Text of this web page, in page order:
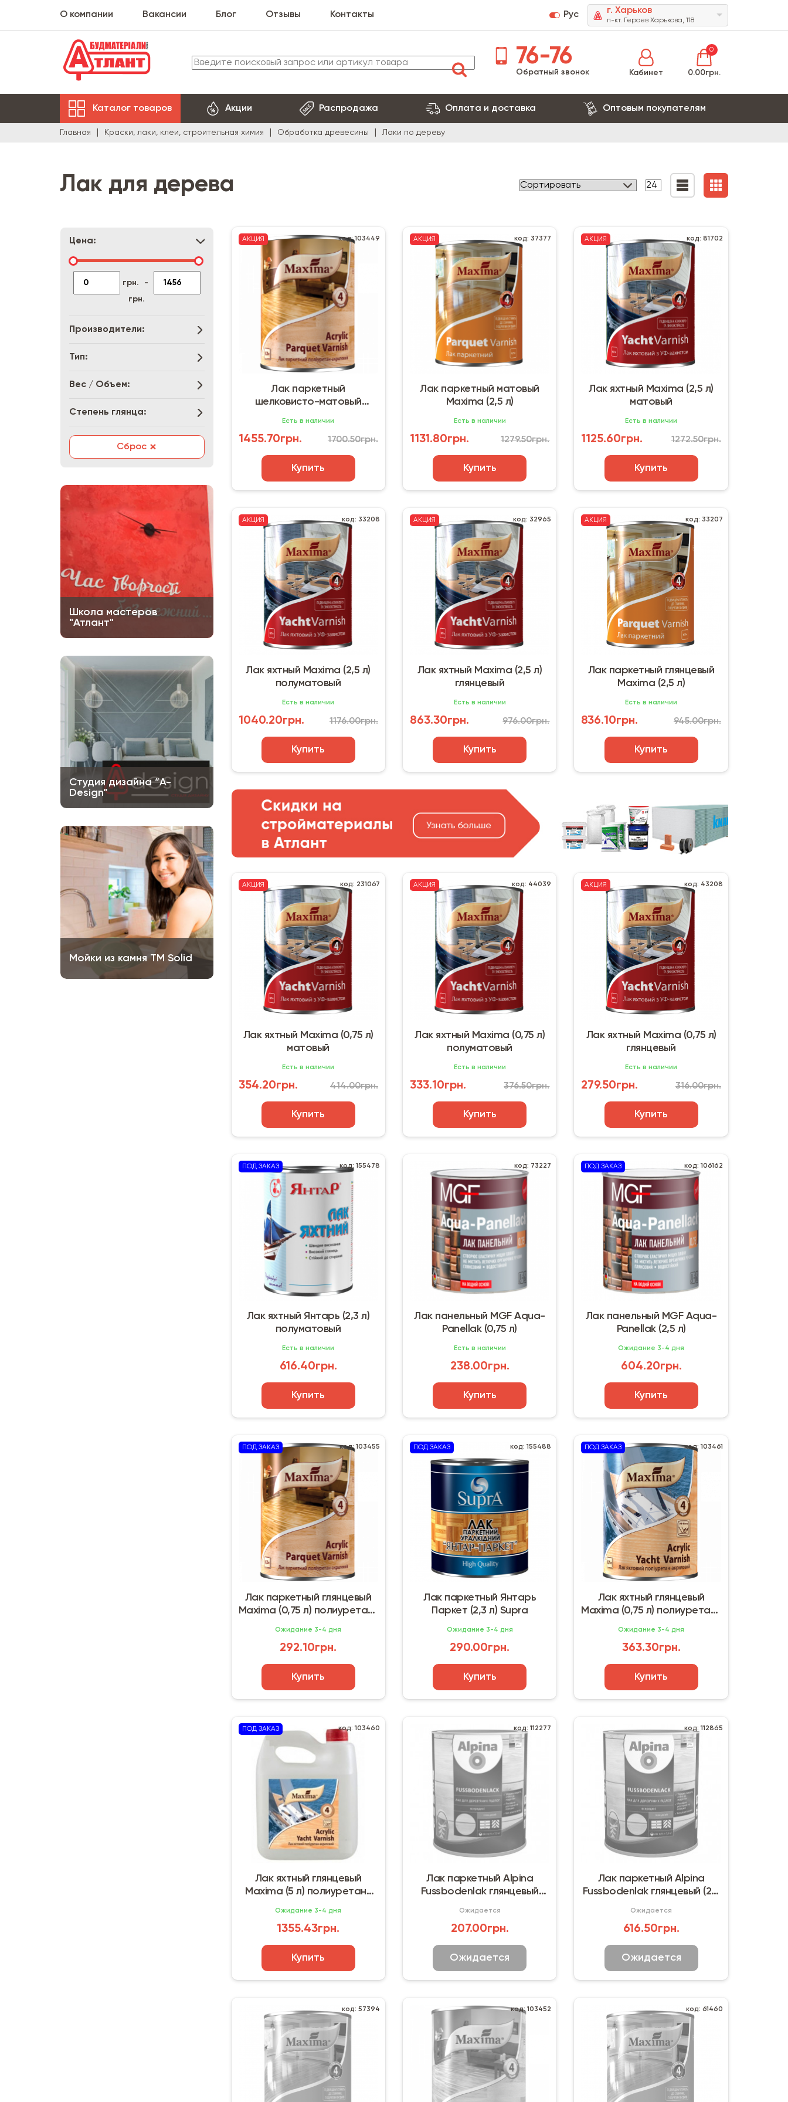
О компании Вакансии Блог Отзывы Контакты Рус г. Харьков
п-кт. Героев Харькова, 118
76-76
Обратный звонок Кабинет
0
0.00грн.
Каталог товаров Акции Распродажа Оплата и доставка Оптовым покупателям
Главная Краски, лаки, клеи, строительная химия Обработка древесины Лаки по дереву
Лак для дерева
Цена:
грн. -
грн.
Производители:
Тип:
Вес / Объем:
Степень глянца:
Сброс ×
Школа мастеров
"Атлант"
Студия дизайна “A-
Design”
Мойки из камня ТМ Solid
АКЦИЯ код: 103449
Лак паркетный
шелковисто-матовый
Есть в наличии
1455.70грн. 1700.50грн.
Купить
АКЦИЯ код: 37377
Лак паркетный матовый
Maxima (2,5 л)
Есть в наличии
1131.80грн. 1279.50грн.
Купить
АКЦИЯ код: 81702
Лак яхтный Maxima (2,5 л)
матовый
Есть в наличии
1125.60грн. 1272.50грн.
Купить
АКЦИЯ код: 33208
Лак яхтный Maxima (2,5 л)
полуматовый
Есть в наличии
1040.20грн. 1176.00грн.
Купить
АКЦИЯ код: 32965
Лак яхтный Maxima (2,5 л)
глянцевый
Есть в наличии
863.30грн. 976.00грн.
Купить
АКЦИЯ код: 33207
Лак паркетный глянцевый
Maxima (2,5 л)
Есть в наличии
836.10грн. 945.00грн.
Купить
АКЦИЯ код: 231067
Лак яхтный Maxima (0,75 л)
матовый
Есть в наличии
354.20грн. 414.00грн.
Купить
АКЦИЯ код: 44039
Лак яхтный Maxima (0,75 л)
полуматовый
Есть в наличии
333.10грн. 376.50грн.
Купить
АКЦИЯ код: 43208
Лак яхтный Maxima (0,75 л)
глянцевый
Есть в наличии
279.50грн. 316.00грн.
Купить
ПОД ЗАКАЗ код: 155478
Лак яхтный Янтарь (2,3 л)
полуматовый
Есть в наличии
616.40грн.
Купить
код: 73227
Лак панельный MGF Aqua-
Panellak (0,75 л)
Есть в наличии
238.00грн.
Купить
ПОД ЗАКАЗ код: 106162
Лак панельный MGF Aqua-
Panellak (2,5 л)
Ожидание 3-4 дня
604.20грн.
Купить
ПОД ЗАКАЗ код: 103455
Лак паркетный глянцевый
Maxima (0,75 л) полиуретан-
Ожидание 3-4 дня
292.10грн.
Купить
ПОД ЗАКАЗ код: 155488
Лак паркетный Янтарь
Паркет (2,3 л) Supra
Ожидание 3-4 дня
290.00грн.
Купить
ПОД ЗАКАЗ код: 103461
Лак яхтный глянцевый
Maxima (0,75 л) полиуретан-
Ожидание 3-4 дня
363.30грн.
Купить
ПОД ЗАКАЗ код: 103460
Лак яхтный глянцевый
Maxima (5 л) полиуретан-
Ожидание 3-4 дня
1355.43грн.
Купить
код: 112277
Лак паркетный Alpina
Fussbodenlak глянцевый
Ожидается
207.00грн.
Ожидается
код: 112865
Лак паркетный Alpina
Fussbodenlak глянцевый (2,5
Ожидается
616.50грн.
Ожидается
код: 57394 код: 103452 код: 61460